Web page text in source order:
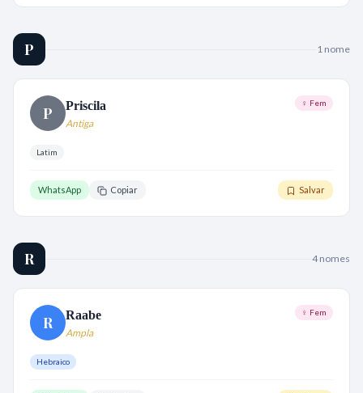
P 1 nome
P Priscila
Antiga
♀ Fem
Latim
WhatsApp Copiar Salvar
R 4nomes
R Raabe
Ampla
♀ Fem
Hebraico